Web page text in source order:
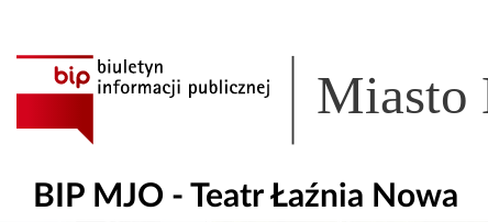
Miasto
BIP MJO - Teatr Łaźnia Nowa